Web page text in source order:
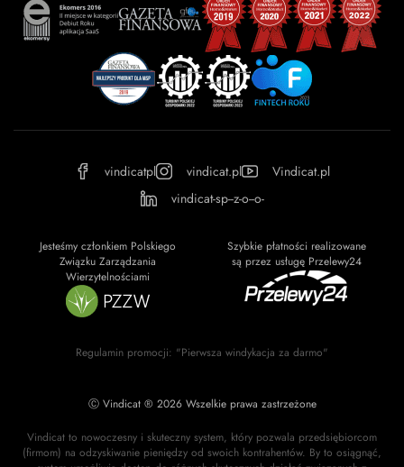
vindicatpl vindicat.pl
Vindicat.pl
vindicat-sp--z-o--o-
Jesteśmy członkiem Polskiego
Związku Zarządzania
Wierzytelnościami
Szybkie płatności realizowane
są przez usługę Przelewy24
Regulamin promocji: "Pierwsza windykacja za darmo"
Ⓒ Vindicat ® 2026 Wszelkie prawa zastrzeżone
Vindicat to nowoczesny i skuteczny system, który pozwala przedsiębiorcom
(firmom) na odzyskiwanie pieniędzy od swoich kontrahentów. By to osiągnąć,